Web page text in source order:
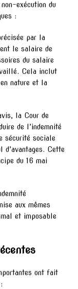
exécution du
:
par la
le salaire de
du salaire
Cela inclut
nature et la
la Cour de
de l’indemnité
sécurité sociale
Cette
du 16 mai
aux mêmes
et imposable
ont fait